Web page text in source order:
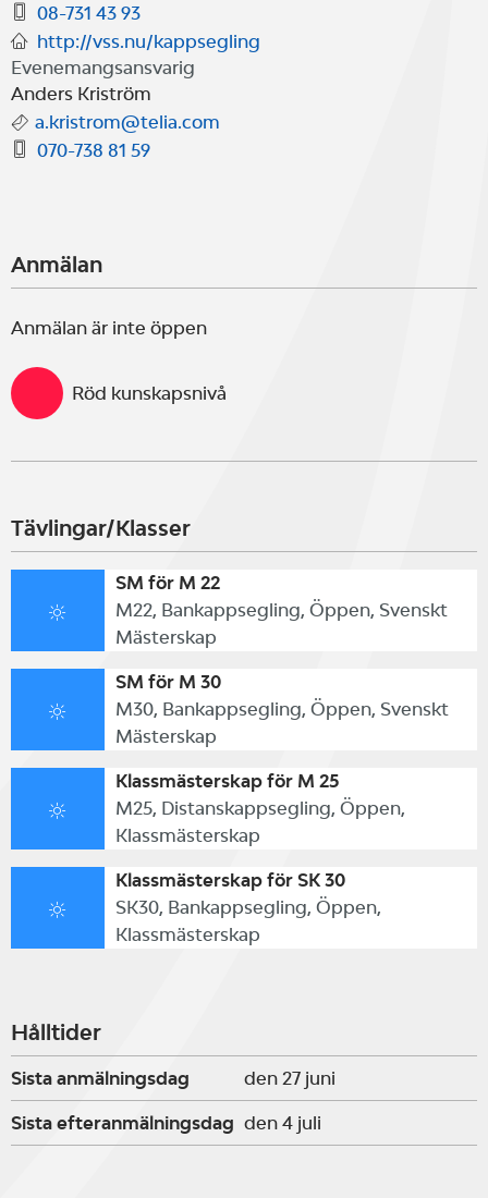
08-731 43 93
http://vss.nu/kappsegling
Evenemangsansvarig
Anders Kriström
a.kristrom@telia.com
070-738 81 59
Anmälan
Anmälan är inte öppen
Röd kunskapsnivå
Tävlingar/Klasser
SM för M 22
M22, Bankappsegling, Öppen, Svenskt
Mästerskap
SM för M 30
M30, Bankappsegling, Öppen, Svenskt
Mästerskap
Klassmästerskap för M 25
M25, Distanskappsegling, Öppen,
Klassmästerskap
Klassmästerskap för SK 30
SK30, Bankappsegling, Öppen,
Klassmästerskap
Hålltider
Sista anmälningsdag den 27 juni
Sista efteranmälningsdag den 4 juli